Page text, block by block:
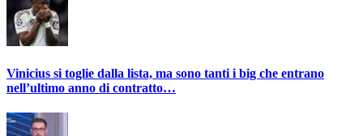
Vinicius si toglie dalla lista, ma sono tanti i big che entrano
nell’ultimo anno di contratto…